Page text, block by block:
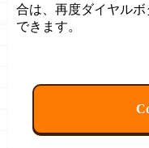
合は、再度ダイヤル
できます。